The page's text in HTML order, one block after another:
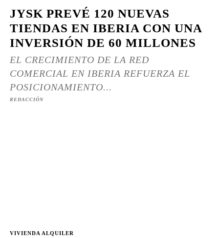
JYSK PREVÉ 120 NUEVAS
TIENDAS EN IBERIA CON UNA
INVERSIÓN DE 60 MILLONES
EL CRECIMIENTO DE LA RED
COMERCIAL EN IBERIA REFUERZA EL
POSICIONAMIENTO...
REDACCIÓN
VIVIENDA ALQUILER